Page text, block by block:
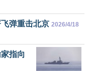
弹重击北京 2026/4/18
指向